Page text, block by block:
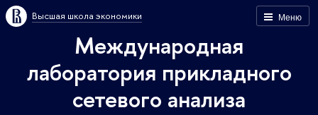
Меню
Высшая школа экономики
Международная
лаборатория прикладного
сетевого анализа